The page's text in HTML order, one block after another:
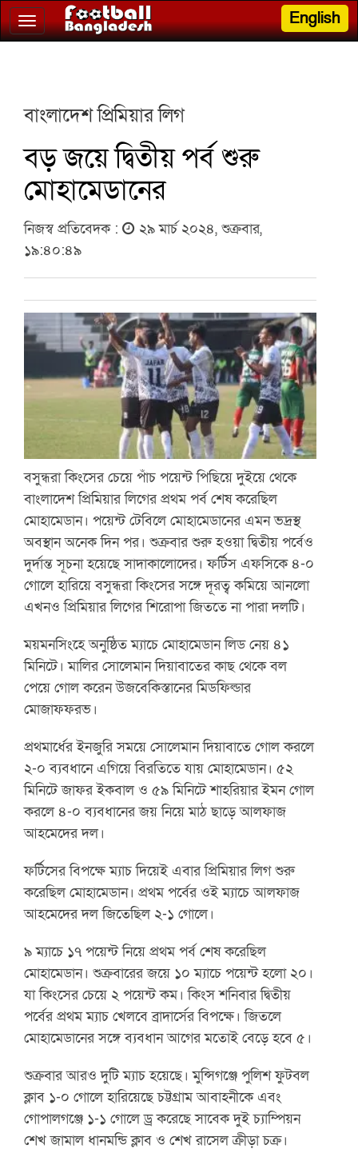
Toggle
navigation
English
বাংলাদেশ প্রিমিয়ার লিগ
বড় জয়ে দ্বিতীয় পর্ব শুরু
মোহামেডানের
নিজস্ব প্রতিবেদক :
২৯ মার্চ ২০২৪, শুক্রবার,
১৯:৪০:৪৯
বসুন্ধরা কিংসের চেয়ে পাঁচ পয়েন্ট পিছিয়ে দুইয়ে থেকে
বাংলাদেশ প্রিমিয়ার লিগের প্রথম পর্ব শেষ করেছিল
মোহামেডান। পয়েন্ট টেবিলে মোহামেডানের এমন ভদ্রস্থ
অবস্থান অনেক দিন পর। শুক্রবার শুরু হওয়া দ্বিতীয় পর্বেও
দুর্দান্ত সূচনা হয়েছে সাদাকালোদের। ফর্টিস এফসিকে ৪-০
গোলে হারিয়ে বসুন্ধরা কিংসের সঙ্গে দূরত্ব কমিয়ে আনলো
এখনও প্রিমিয়ার লিগের শিরোপা জিততে না পারা দলটি।
ময়মনসিংহে অনুষ্ঠিত ম্যাচে মোহামেডান লিড নেয় ৪১
মিনিটে। মালির সোলেমান দিয়াবাতের কাছ থেকে বল
পেয়ে গোল করেন উজবেকিস্তানের মিডফিল্ডার
মোজাফফরভ।
প্রথমার্ধের ইনজুরি সময়ে সোলেমান দিয়াবাতে গোল করলে
২-০ ব্যবধানে এগিয়ে বিরতিতে যায় মোহামেডান। ৫২
মিনিটে জাফর ইকবাল ও ৫৯ মিনিটে শাহরিয়ার ইমন গোল
করলে ৪-০ ব্যবধানের জয় নিয়ে মাঠ ছাড়ে আলফাজ
আহমেদের দল।
ফর্টিসের বিপক্ষে ম্যাচ দিয়েই এবার প্রিমিয়ার লিগ শুরু
করেছিল মোহামেডান। প্রথম পর্বের ওই ম্যাচে আলফাজ
আহমেদের দল জিতেছিল ২-১ গোলে।
৯ ম্যাচে ১৭ পয়েন্ট নিয়ে প্রথম পর্ব শেষ করেছিল
মোহামেডান। শুক্রবারের জয়ে ১০ ম্যাচে পয়েন্ট হলো ২০।
যা কিংসের চেয়ে ২ পয়েন্ট কম। কিংস শনিবার দ্বিতীয়
পর্বের প্রথম ম্যাচ খেলবে ব্রাদার্সের বিপক্ষে। জিতলে
মোহামেডানের সঙ্গে ব্যবধান আগের মতোই বেড়ে হবে ৫।
শুক্রবার আরও দুটি ম্যাচ হয়েছে। মুন্সিগঞ্জে পুলিশ ফুটবল
ক্লাব ১-০ গোলে হারিয়েছে চট্টগ্রাম আবাহনীকে এবং
গোপালগঞ্জে ১-১ গোলে ড্র করেছে সাবেক দুই চ্যাম্পিয়ন
শেখ জামাল ধানমন্ডি ক্লাব ও শেখ রাসেল ক্রীড়া চক্র।